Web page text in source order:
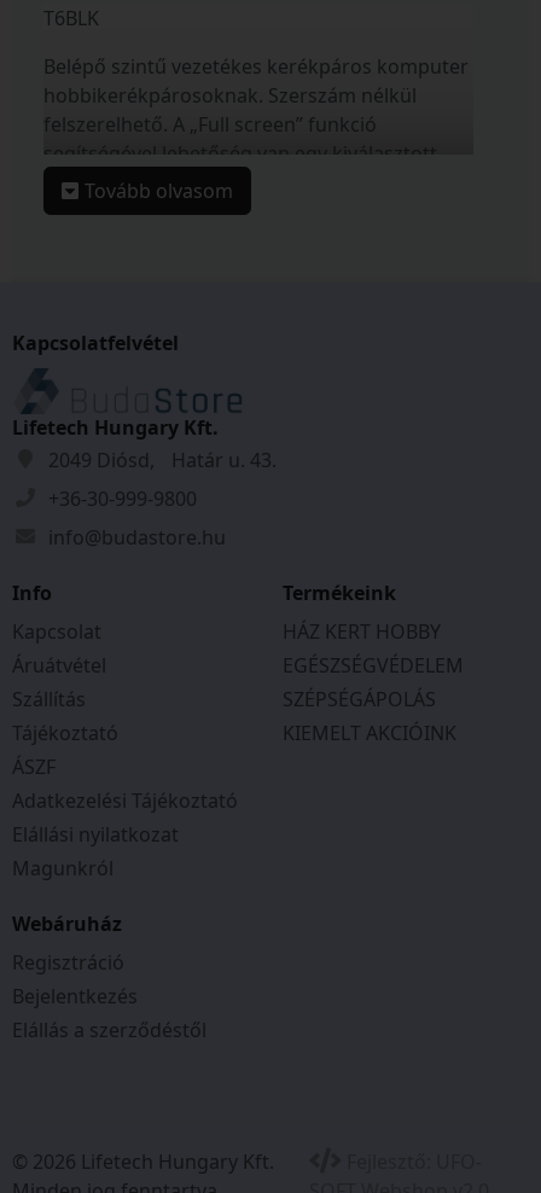
T6BLK
Belépő szintű vezetékes kerékpáros komputer
hobbikerékpárosoknak. Szerszám nélkül
felszerelhető. A „Full screen” funkció
segítségével lehetőség van egy kiválasztott
adat teljes képernyős megjelenítésére,
kiemelkedő leolvashatóságot biztosítva.
Pillanatnyi sebesség
Átlagsebesség
Napi megtett távolság
Összes megtett távolság
Alacsony elemtöltöttség indikátor
Full screen (teljes képernyős mód)
Automatikus ki/bekapcsolás
Cseppállóság
Szerszám nélküli felszerelés
Tovább olvasom
Kapcsolatfelvétel
Lifetech Hungary Kft.
2049 Diósd, Határ u. 43.
+36-30-999-9800
info@budastore.hu
Info
Kapcsolat
Áruátvétel
Szállítás
Tájékoztató
ÁSZF
Adatkezelési Tájékoztató
Elállási nyilatkozat
Magunkról
Termékeink
HÁZ KERT HOBBY
EGÉSZSÉGVÉDELEM
SZÉPSÉGÁPOLÁS
KIEMELT AKCIÓINK
Webáruház
Regisztráció
Bejelentkezés
Elállás a szerződéstől
© 2026 Lifetech Hungary Kft.